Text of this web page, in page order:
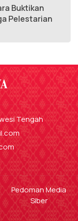
Buktikan
Pelestarian
Tengah
Pedoman Media
Siber